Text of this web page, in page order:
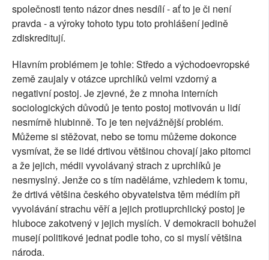
společnosti tento názor dnes nesdílí - ať to je či není
pravda - a výroky tohoto typu toto prohlášení jedině
zdiskreditují.
Hlavním problémem je tohle: Středo a východoevropské
země zaujaly v otázce uprchlíků velmi vzdorný a
negativní postoj. Je zjevné, že z mnoha interních
sociologických důvodů je tento postoj motivován u lidí
nesmírně hlubinně. To je ten nejvážnější problém.
Můžeme si stěžovat, nebo se tomu můžeme dokonce
vysmívat, že se lidé drtivou většinou chovají jako pitomci
a že jejich, médii vyvolávaný strach z uprchlíků je
nesmyslný. Jenže co s tím naděláme, vzhledem k tomu,
že drtivá většina českého obyvatelstva těm médiím při
vyvolávání strachu věří a jejich protiuprchlický postoj je
hluboce zakotvený v jejich myslích. V demokracii bohužel
musejí politikové jednat podle toho, co si myslí většina
národa.